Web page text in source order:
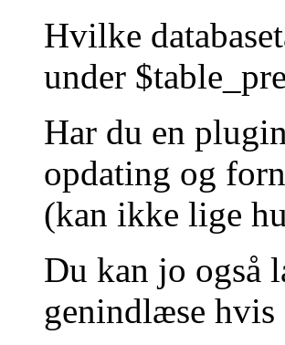
Hvilke
under
Har du en
opdating og
(kan ikke lige
Du kan jo også
genindlæse